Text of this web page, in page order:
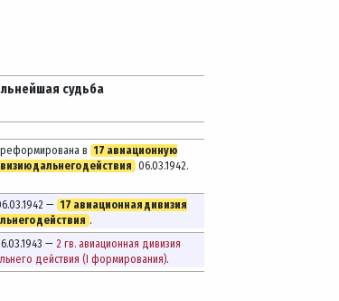
судьба
в 17 авиационную
дальнего действия 06.03.1942.
— 17 авиационная дивизия
действия .
— 2 гв. авиационная дивизия
действия (I формирования).